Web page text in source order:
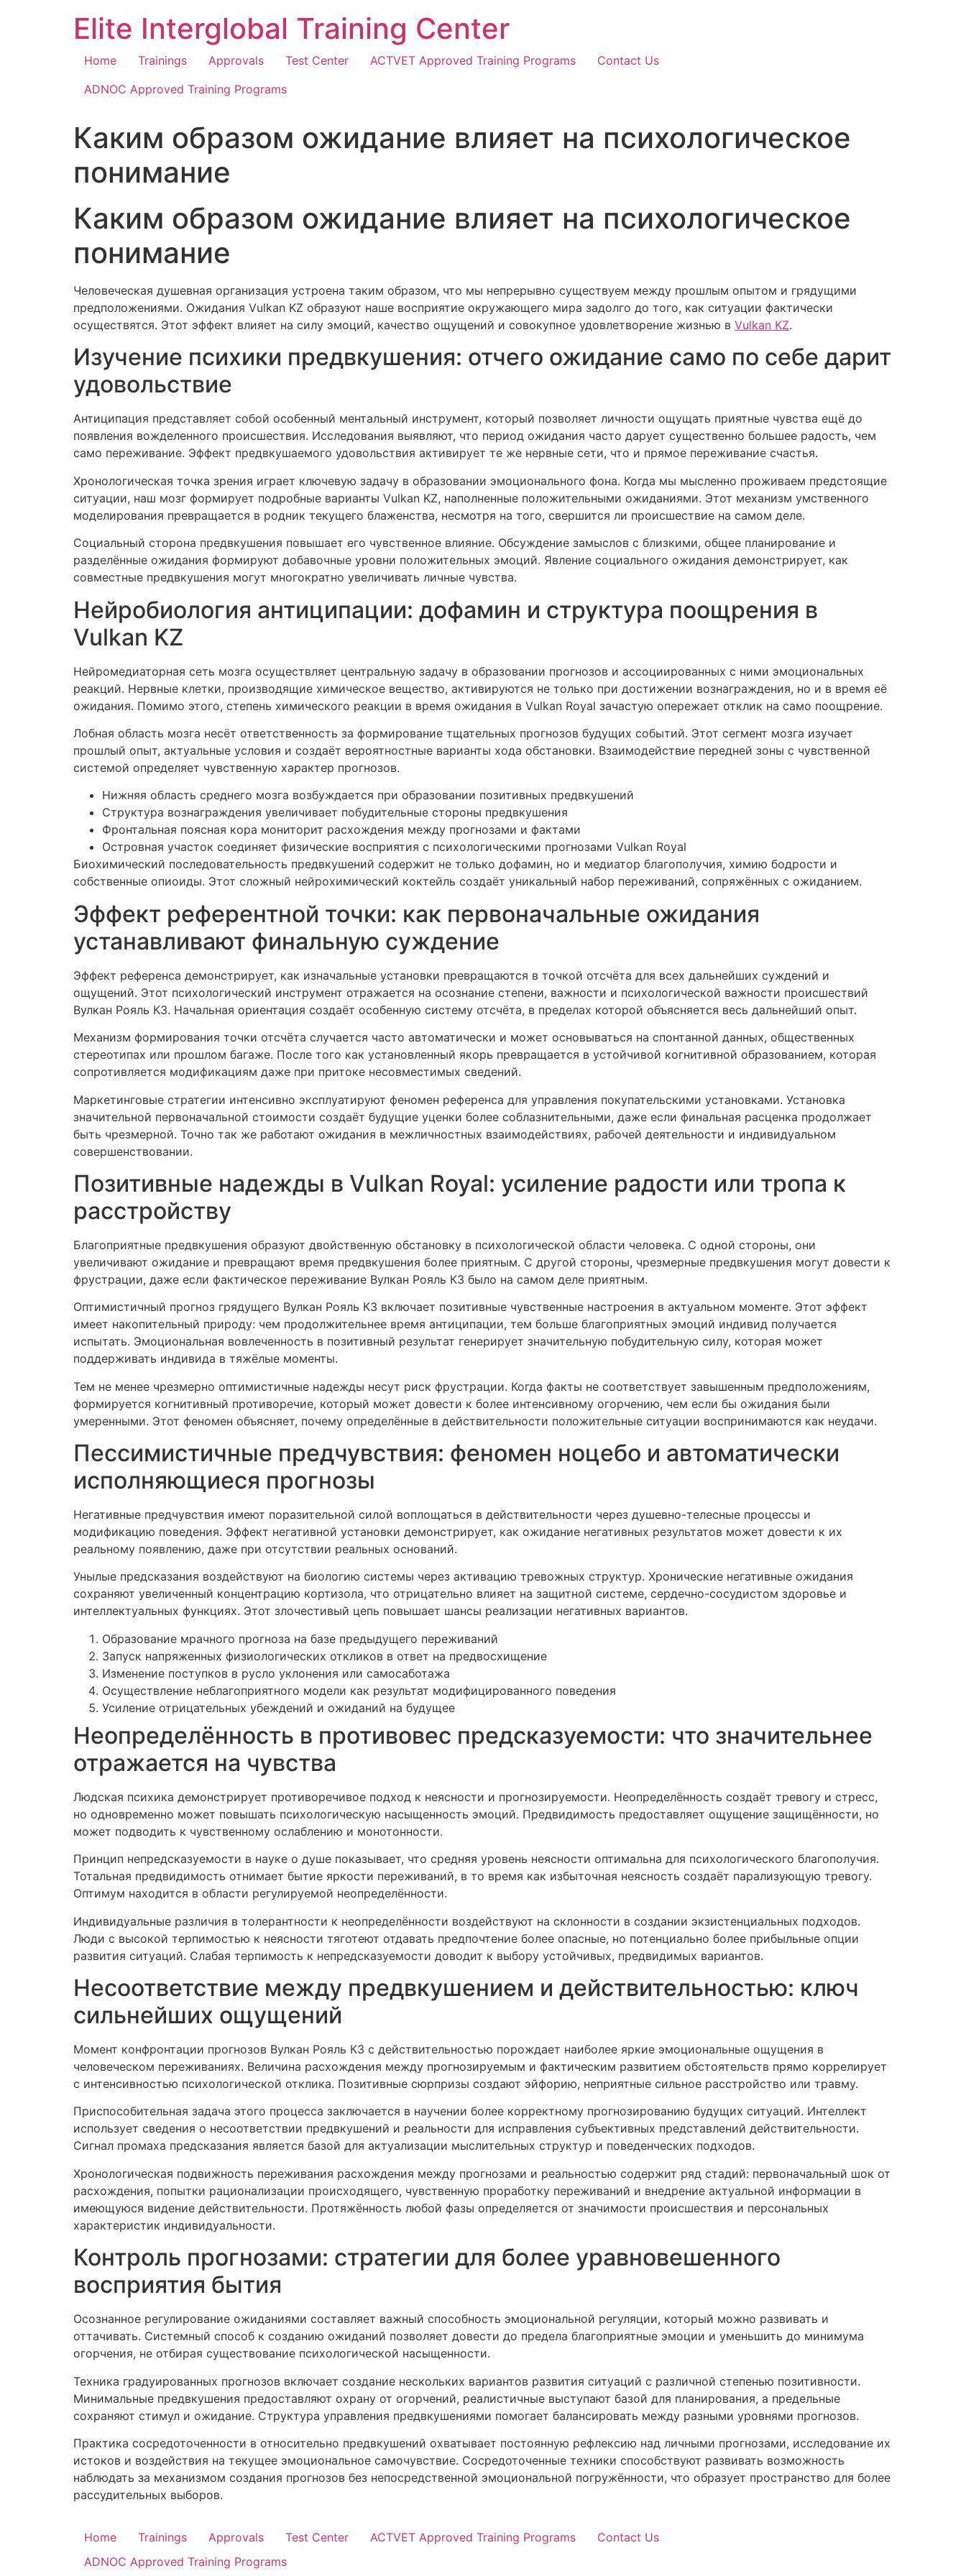
Elite Interglobal Training Center
Home Trainings Approvals Test Center ACTVET Approved Training Programs
Contact Us
ADNOC Approved Training Programs
Каким образом ожидание влияет на психологическое
понимание
Каким образом ожидание влияет на психологическое
понимание
Человеческая душевная организация устроена таким образом, что мы непрерывно существуем между прошлым опытом и грядущими
предположениями. Ожидания Vulkan KZ образуют наше восприятие окружающего мира задолго до того, как ситуации фактически
осуществятся. Этот эффект влияет на силу эмоций, качество ощущений и совокупное удовлетворение жизнью в Vulkan KZ.
Изучение психики предвкушения: отчего ожидание само по себе дарит
удовольствие
Антиципация представляет собой особенный ментальный инструмент, который позволяет личности ощущать приятные чувства ещё до
появления вожделенного происшествия. Исследования выявляют, что период ожидания часто дарует существенно большее радость, чем
само переживание. Эффект предвкушаемого удовольствия активирует те же нервные сети, что и прямое переживание счастья.
Хронологическая точка зрения играет ключевую задачу в образовании эмоционального фона. Когда мы мысленно проживаем предстоящие
ситуации, наш мозг формирует подробные варианты Vulkan KZ, наполненные положительными ожиданиями. Этот механизм умственного
моделирования превращается в родник текущего блаженства, несмотря на того, свершится ли происшествие на самом деле.
Социальный сторона предвкушения повышает его чувственное влияние. Обсуждение замыслов с близкими, общее планирование и
разделённые ожидания формируют добавочные уровни положительных эмоций. Явление социального ожидания демонстрирует, как
совместные предвкушения могут многократно увеличивать личные чувства.
Нейробиология антиципации: дофамин и структура поощрения в
Vulkan KZ
Нейромедиаторная сеть мозга осуществляет центральную задачу в образовании прогнозов и ассоциированных с ними эмоциональных
реакций. Нервные клетки, производящие химическое вещество, активируются не только при достижении вознаграждения, но и в время её
ожидания. Помимо этого, степень химического реакции в время ожидания в Vulkan Royal зачастую опережает отклик на само поощрение.
Лобная область мозга несёт ответственность за формирование тщательных прогнозов будущих событий. Этот сегмент мозга изучает
прошлый опыт, актуальные условия и создаёт вероятностные варианты хода обстановки. Взаимодействие передней зоны с чувственной
системой определяет чувственную характер прогнозов.
Нижняя область среднего мозга возбуждается при образовании позитивных предвкушений
Структура вознаграждения увеличивает побудительные стороны предвкушения
Фронтальная поясная кора мониторит расхождения между прогнозами и фактами
Островная участок соединяет физические восприятия с психологическими прогнозами Vulkan Royal
Биохимический последовательность предвкушений содержит не только дофамин, но и медиатор благополучия, химию бодрости и
собственные опиоиды. Этот сложный нейрохимический коктейль создаёт уникальный набор переживаний, сопряжённых с ожиданием.
Эффект референтной точки: как первоначальные ожидания
устанавливают финальную суждение
Эффект референса демонстрирует, как изначальные установки превращаются в точкой отсчёта для всех дальнейших суждений и
ощущений. Этот психологический инструмент отражается на осознание степени, важности и психологической важности происшествий
Вулкан Рояль КЗ. Начальная ориентация создаёт особенную систему отсчёта, в пределах которой объясняется весь дальнейший опыт.
Механизм формирования точки отсчёта случается часто автоматически и может основываться на спонтанной данных, общественных
стереотипах или прошлом багаже. После того как установленный якорь превращается в устойчивой когнитивной образованием, которая
сопротивляется модификациям даже при притоке несовместимых сведений.
Маркетинговые стратегии интенсивно эксплуатируют феномен референса для управления покупательскими установками. Установка
значительной первоначальной стоимости создаёт будущие уценки более соблазнительными, даже если финальная расценка продолжает
быть чрезмерной. Точно так же работают ожидания в межличностных взаимодействиях, рабочей деятельности и индивидуальном
совершенствовании.
Позитивные надежды в Vulkan Royal: усиление радости или тропа к
расстройству
Благоприятные предвкушения образуют двойственную обстановку в психологической области человека. С одной стороны, они
увеличивают ожидание и превращают время предвкушения более приятным. С другой стороны, чрезмерные предвкушения могут довести к
фрустрации, даже если фактическое переживание Вулкан Рояль КЗ было на самом деле приятным.
Оптимистичный прогноз грядущего Вулкан Рояль КЗ включает позитивные чувственные настроения в актуальном моменте. Этот эффект
имеет накопительный природу: чем продолжительнее время антиципации, тем больше благоприятных эмоций индивид получается
испытать. Эмоциональная вовлеченность в позитивный результат генерирует значительную побудительную силу, которая может
поддерживать индивида в тяжёлые моменты.
Тем не менее чрезмерно оптимистичные надежды несут риск фрустрации. Когда факты не соответствует завышенным предположениям,
формируется когнитивный противоречие, который может довести к более интенсивному огорчению, чем если бы ожидания были
умеренными. Этот феномен объясняет, почему определённые в действительности положительные ситуации воспринимаются как неудачи.
Пессимистичные предчувствия: феномен ноцебо и автоматически
исполняющиеся прогнозы
Негативные предчувствия имеют поразительной силой воплощаться в действительности через душевно-телесные процессы и
модификацию поведения. Эффект негативной установки демонстрирует, как ожидание негативных результатов может довести к их
реальному появлению, даже при отсутствии реальных оснований.
Унылые предсказания воздействуют на биологию системы через активацию тревожных структур. Хронические негативные ожидания
сохраняют увеличенный концентрацию кортизола, что отрицательно влияет на защитной системе, сердечно-сосудистом здоровье и
интеллектуальных функциях. Этот злочестивый цепь повышает шансы реализации негативных вариантов.
Образование мрачного прогноза на базе предыдущего переживаний
Запуск напряженных физиологических откликов в ответ на предвосхищение
Изменение поступков в русло уклонения или самосаботажа
Осуществление неблагоприятного модели как результат модифицированного поведения
Усиление отрицательных убеждений и ожиданий на будущее
Неопределённость в противовес предсказуемости: что значительнее
отражается на чувства
Людская психика демонстрирует противоречивое подход к неясности и прогнозируемости. Неопределённость создаёт тревогу и стресс,
но одновременно может повышать психологическую насыщенность эмоций. Предвидимость предоставляет ощущение защищённости, но
может подводить к чувственному ослаблению и монотонности.
Принцип непредсказуемости в науке о душе показывает, что средняя уровень неясности оптимальна для психологического благополучия.
Тотальная предвидимость отнимает бытие яркости переживаний, в то время как избыточная неясность создаёт парализующую тревогу.
Оптимум находится в области регулируемой неопределённости.
Индивидуальные различия в толерантности к неопределённости воздействуют на склонности в создании экзистенциальных подходов.
Люди с высокой терпимостью к неясности тяготеют отдавать предпочтение более опасные, но потенциально более прибыльные опции
развития ситуаций. Слабая терпимость к непредсказуемости доводит к выбору устойчивых, предвидимых вариантов.
Несоответствие между предвкушением и действительностью: ключ
сильнейших ощущений
Момент конфронтации прогнозов Вулкан Рояль КЗ с действительностью порождает наиболее яркие эмоциональные ощущения в
человеческом переживаниях. Величина расхождения между прогнозируемым и фактическим развитием обстоятельств прямо коррелирует
с интенсивностью психологической отклика. Позитивные сюрпризы создают эйфорию, неприятные сильное расстройство или травму.
Приспособительная задача этого процесса заключается в научении более корректному прогнозированию будущих ситуаций. Интеллект
использует сведения о несоответствии предвкушений и реальности для исправления субъективных представлений действительности.
Сигнал промаха предсказания является базой для актуализации мыслительных структур и поведенческих подходов.
Хронологическая подвижность переживания расхождения между прогнозами и реальностью содержит ряд стадий: первоначальный шок от
расхождения, попытки рационализации происходящего, чувственную проработку переживаний и внедрение актуальной информации в
имеющуюся видение действительности. Протяжённость любой фазы определяется от значимости происшествия и персональных
характеристик индивидуальности.
Контроль прогнозами: стратегии для более уравновешенного
восприятия бытия
Осознанное регулирование ожиданиями составляет важный способность эмоциональной регуляции, который можно развивать и
оттачивать. Системный способ к созданию ожиданий позволяет довести до предела благоприятные эмоции и уменьшить до минимума
огорчения, не отбирая существование психологической насыщенности.
Техника градуированных прогнозов включает создание нескольких вариантов развития ситуаций с различной степенью позитивности.
Минимальные предвкушения предоставляют охрану от огорчений, реалистичные выступают базой для планирования, а предельные
сохраняют стимул и ожидание. Структура управления предвкушениями помогает балансировать между разными уровнями прогнозов.
Практика сосредоточенности в относительно предвкушений охватывает постоянную рефлексию над личными прогнозами, исследование их
истоков и воздействия на текущее эмоциональное самочувствие. Сосредоточенные техники способствуют развивать возможность
наблюдать за механизмом создания прогнозов без непосредственной эмоциональной погружённости, что образует пространство для более
рассудительных выборов.
Home Trainings Approvals Test Center ACTVET Approved Training Programs
Contact Us
ADNOC Approved Training Programs